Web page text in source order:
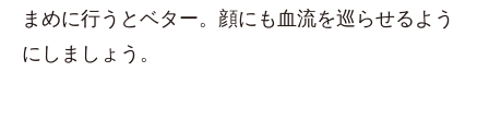
まめに行うとベター。顔にも血流を巡らせるよう
にしましょう。